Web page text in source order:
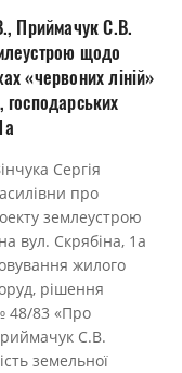
Приймачук С.В.
щодо
«червоних ліній»
Сергія
про
землеустрою
вул. Скрябіна, 1а
жилого
рішення
48/83 «Про
С.В.
земельної